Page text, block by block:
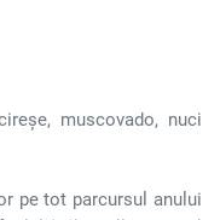
muscovado, nuci
pe tot parcursul anului